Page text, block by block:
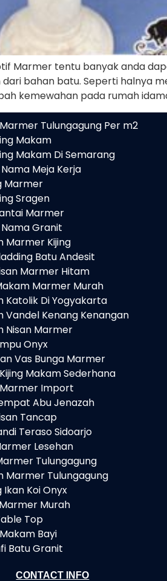
Marmer tentu banyak anda
bahan batu. Seperti halnya
kemewahan pada rumah
Tulungagung Per m2
Makam
Makam Di Semarang
Meja Kerja
Marmer
Sragen
Marmer
Granit
Marmer Kijing
Batu Andesit
Marmer Hitam
Marmer Murah
Katolik Di Yogyakarta
Vandel Kenang Kenangan
Nisan Marmer
Onyx
Vas Bunga Marmer
Makam Sederhana
Import
Abu Jenazah
Tancap
Teraso Sidoarjo
Lesehan
Tulungagung
Marmer Tulungagung
Ikan Koi Onyx
Murah
Top
Bayi
Batu Granit
CONTACT INFO